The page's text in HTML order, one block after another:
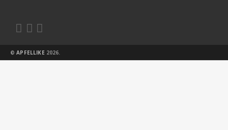
  
©APFELLIKE 2026.